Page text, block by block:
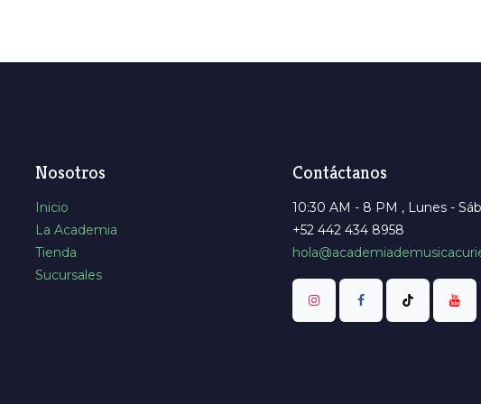
Nosotros
Inicio
La Academia
Tienda
Sucursales
Contáctanos
10:30 AM - 8 PM , Lunes -
+52 442 434 8958